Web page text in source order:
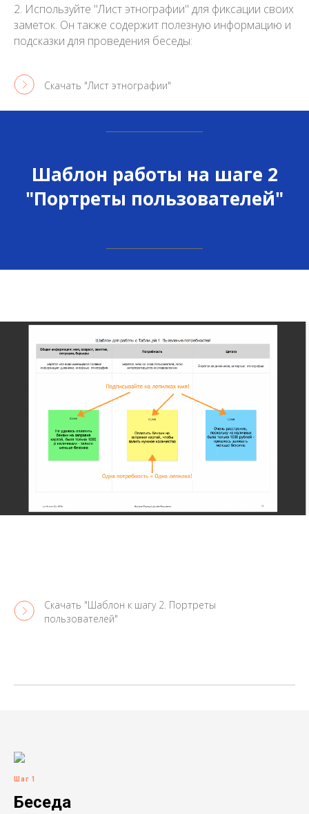
2. Используйте "Лист этнографии" для фиксации своих
заметок. Он также содержит полезную информацию и
подсказки для проведения беседы:
Скачать "Лист этнографии"
Шаблон работы на шаге 2
"Портреты пользователей"
Скачать "Шаблон к шагу 2. Портреты
пользователей"
Шаг 1
Беседа